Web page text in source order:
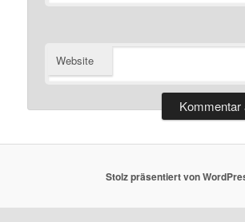
Website
Stolz präsentiert von